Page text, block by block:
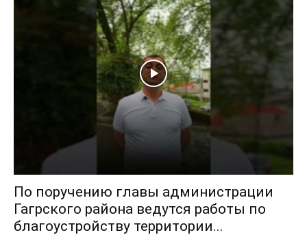
По поручению главы администрации
Гагрского района ведутся работы по
благоустройству территории...